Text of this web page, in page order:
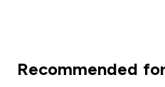
Recommended